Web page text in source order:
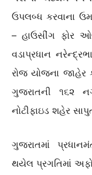
ઉપલબ્ધ કરવાના
– હાઉસીંગ ફોર
વડાપ્રધાન
રોજ યોજના
ગુજરાતની ૧૬૨
નોટીફાઇડ શહેર
ગુજરાતમાં
થયેલ પ્રગતિમાં